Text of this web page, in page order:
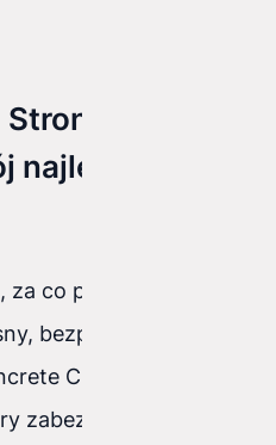
to nie
najlepszy
co płacisz.
bezpieczny i szybki
CMS) to
zabezpiecza firmę na